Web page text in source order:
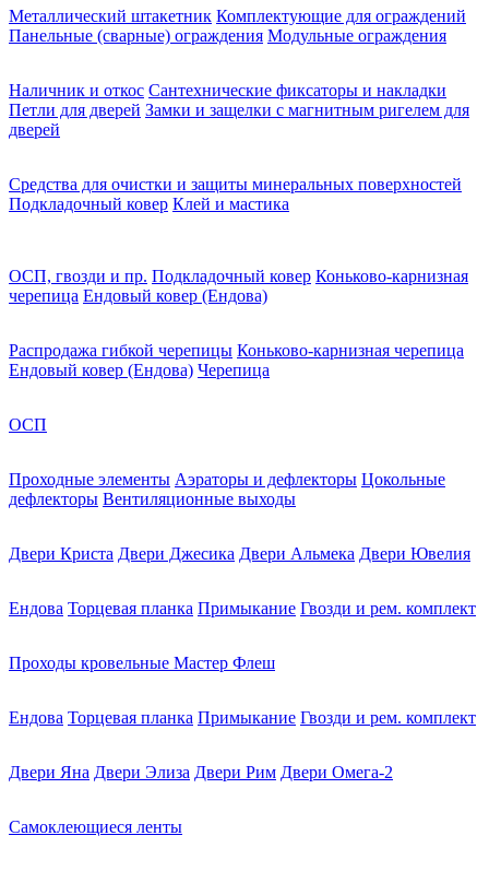
Металлический штакетник Комплектующие для ограждений
Панельные (сварные) ограждения Модульные ограждения
Наличник и откос Сантехнические фиксаторы и накладки
Петли для дверей Замки и защелки с магнитным ригелем для
дверей
Средства для очистки и защиты минеральных поверхностей
Подкладочный ковер Клей и мастика
ОСП, гвозди и пр. Подкладочный ковер Коньково-карнизная
черепица Ендовый ковер (Ендова)
Распродажа гибкой черепицы Коньково-карнизная черепица
Ендовый ковер (Ендова) Черепица
ОСП
Проходные элементы Аэраторы и дефлекторы Цокольные
дефлекторы Вентиляционные выходы
Двери Криста Двери Джесика Двери Альмека Двери Ювелия
Ендова Торцевая планка Примыкание Гвозди и рем. комплект
Проходы кровельные Мастер Флеш
Ендова Торцевая планка Примыкание Гвозди и рем. комплект
Двери Яна Двери Элиза Двери Рим Двери Омега-2
Самоклеющиеся ленты